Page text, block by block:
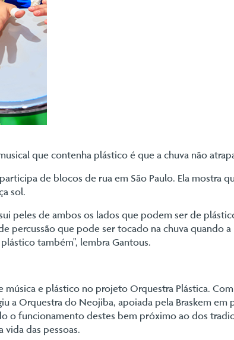
que contenha plástico é que a chuva não
de blocos de rua em São Paulo. Ela mostra
sol.
peles de ambos os lados que podem ser de
percussão que pode ser tocado na chuva quando
também", lembra Gantous.
música e plástico no projeto Orquestra Plástica.
a Orquestra do Neojiba, apoiada pela Braskem em
o funcionamento destes bem próximo ao dos
das pessoas.